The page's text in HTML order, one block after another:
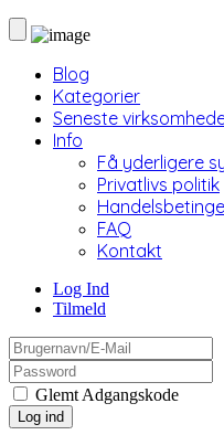
Blog
Kategorier
Seneste
Info
Få yderligere
Privatlivs politik
FAQ
Kontakt
Log Ind
Tilmeld
Glemt Adgangskode